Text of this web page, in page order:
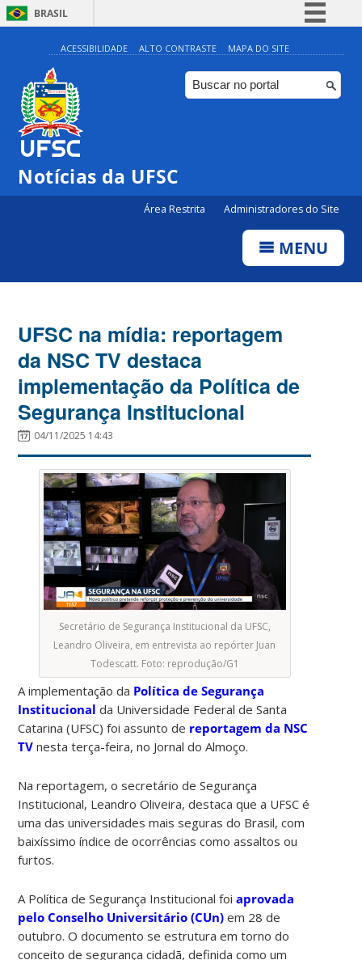
BRASIL
Simplifique!
Comunica BR
Participe
ACESSIBILIDADE ALTO CONTRASTE MAPA DO SITE
Notícias da UFSC
Área Restrita Administradores do Site
MENU
UFSC na mídia: reportagem
da NSC TV destaca
implementação da Política de
Segurança Institucional
04/11/2025 14:43
Secretário de Segurança Institucional da UFSC,
Leandro Oliveira, em entrevista ao repórter Juan
Todescatt. Foto: reprodução/G1
A implementação da Política de Segurança
Institucional da Universidade Federal de Santa
Catarina (UFSC) foi assunto de reportagem da NSC
TV nesta terça-feira, no Jornal do Almoço.
Na reportagem, o secretário de Segurança
Institucional, Leandro Oliveira, destaca que a UFSC é
uma das universidades mais seguras do Brasil, com
baixíssimo índice de ocorrências como assaltos ou
furtos.
A Política de Segurança Institucional foiaprovada
pelo Conselho Universitário (CUn) em 28 de
outubro. O documento se estrutura em torno do
conceito de segurança cidadã, definida como um